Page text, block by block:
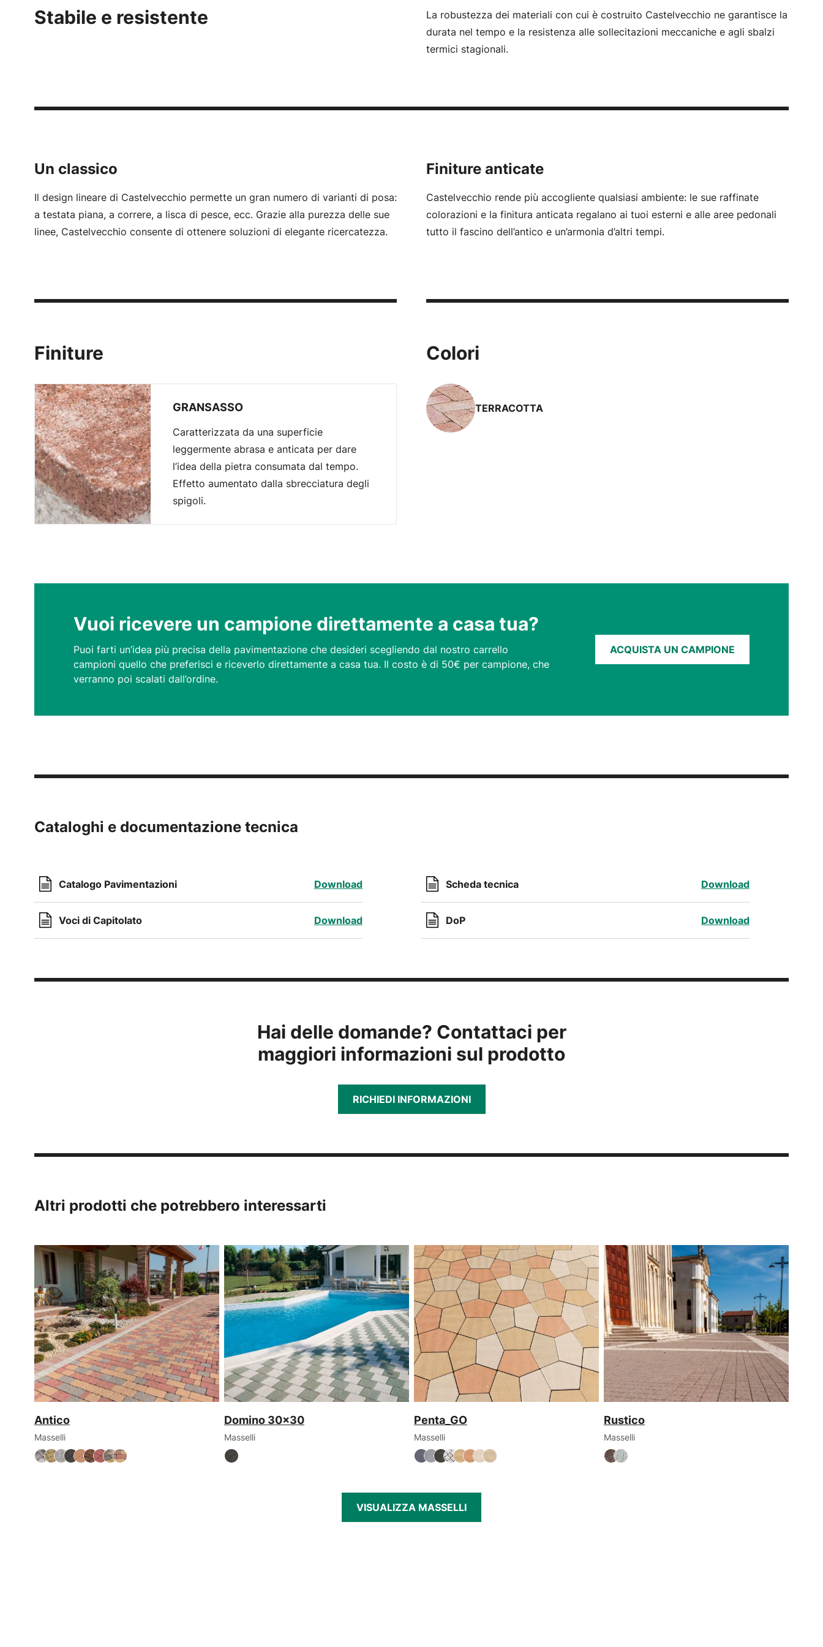
Stabile e resistente
La robustezza dei materiali con cui è costruito Castelvecchio ne garantisce la
durata nel tempo e la resistenza alle sollecitazioni meccaniche e agli sbalzi
termici stagionali.
Un classico
Il design lineare di Castelvecchio permette un gran numero di varianti di posa:
a testata piana, a correre, a lisca di pesce, ecc. Grazie alla purezza delle sue
linee, Castelvecchio consente di ottenere soluzioni di elegante ricercatezza.
Finiture anticate
Castelvecchio rende più accogliente qualsiasi ambiente: le sue raffinate
colorazioni e la finitura anticata regalano ai tuoi esterni e alle aree pedonali
tutto il fascino dell’antico e un’armonia d’altri tempi.
Finiture
GRANSASSO
Caratterizzata da una superficie
leggermente abrasa e anticata per dare
l’idea della pietra consumata dal tempo.
Effetto aumentato dalla sbrecciatura degli
spigoli.
Colori
TERRACOTTA
Vuoi ricevere un campione direttamente a casa tua?
Puoi farti un’idea più precisa della pavimentazione che desideri scegliendo dal nostro carrello
campioni quello che preferisci e riceverlo direttamente a casa tua. Il costo è di 50€ per campione, che
verranno poi scalati dall’ordine.
ACQUISTA UN CAMPIONE
Cataloghi e documentazione tecnica
Catalogo Pavimentazioni Download Scheda tecnica Download
Voci di Capitolato Download DoP Download
Hai delle domande? Contattaci per
maggiori informazioni sul prodotto
RICHIEDI INFORMAZIONI
Altri prodotti che potrebbero interessarti
Antico
Masselli
Domino 30x30
Masselli
Penta_GO
Masselli
Rustico
Masselli
VISUALIZZA MASSELLI